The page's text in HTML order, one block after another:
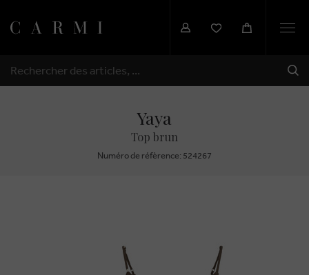
RECHERCHER
Yaya
Top brun
Numéro de réfèrence: 524267